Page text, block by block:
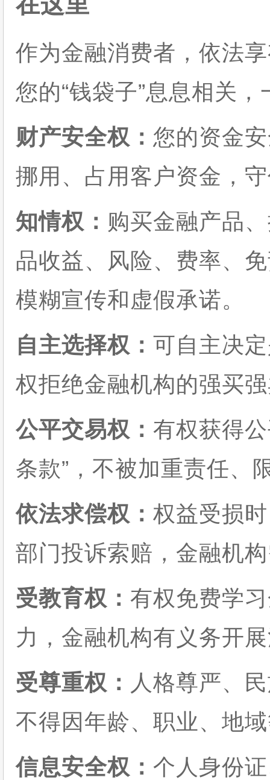
作为金融消费者，依法
您的“钱袋子”息息相关
财产安全权： 您的资金
挪用、占用客户资金，
知情权： 购买金融产品
品收益、风险、费率、
模糊宣传和虚假承诺。
自主选择权： 可自主决
权拒绝金融机构的强买
公平交易权： 有权获得
条款”，不被加重责任、
依法求偿权： 权益受损
部门投诉索赔，金融机
受教育权： 有权免费学
力，金融机构有义务开
受尊重权： 人格尊严、
不得因年龄、职业、地
信息安全权： 个人身份